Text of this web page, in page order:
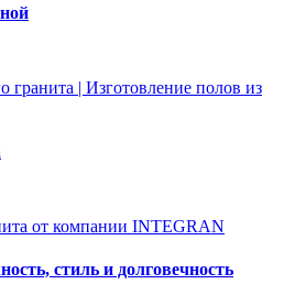
стиль и долговечность